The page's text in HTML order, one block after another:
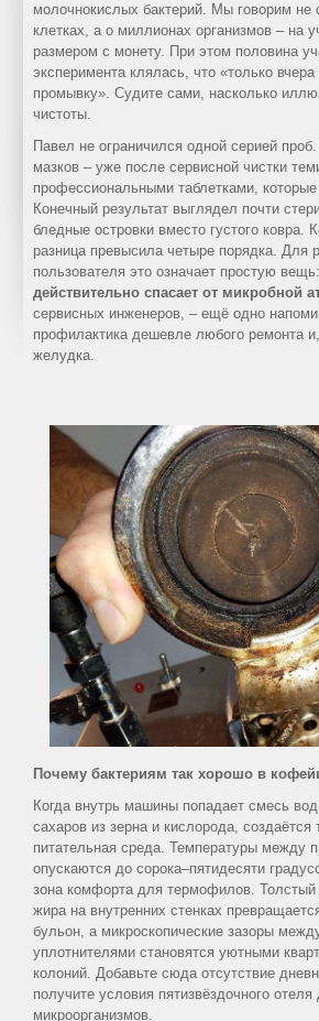
Franke
кофемашин
Delonghi
Наши
ремонт
кофемашин
Статьи
ИНТЕРЕСНОЕ
кофе и чае
Магазин
премиального
Кофе
зернах
Кофе
молотый
френч
пресса
Кофе
в
капсулах
Nespresso
РУБРИКИ
молочнокислых бактерий. Мы говорим не
клетках, а о миллионах организмов – на
размером с монету. При этом половина
эксперимента клялась, что «только вчера
промывку». Судите сами, насколько
чистоты.
Павел не ограничился одной серией
мазков – уже после сервисной чистки
профессиональными таблетками,
Конечный результат выглядел почти
бледные островки вместо густого ковра.
разница превысила четыре порядка. Для
пользователя это означает простую вещь:
действительно спасает от микробной
сервисных инженеров, – ещё одно
профилактика дешевле любого ремонта
желудка.
Почему бактериям так хорошо в
Когда внутрь машины попадает смесь
сахаров из зерна и кислорода,
питательная среда. Температуры между
опускаются до сорока–пятидесяти
зона комфорта для термофилов. Толстый
жира на внутренних стенках
бульон, а микроскопические зазоры
уплотнителями становятся уютными
колоний. Добавьте сюда отсутствие
получите условия пятизвёздочного отеля
микроорганизмов.